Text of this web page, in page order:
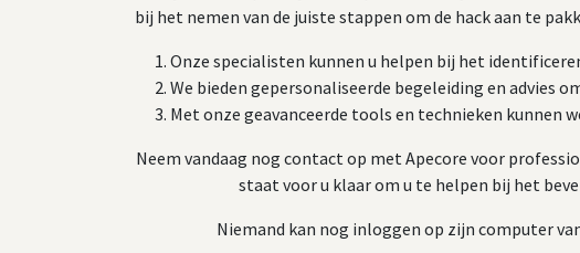
bij het nemen van de juiste stappen om de hack aan te
Onze specialisten kunnen u helpen bij het
We bieden gepersonaliseerde begeleiding en advies
Met onze geavanceerde tools en technieken kunnen
Neem vandaag nog contact op met Apecore voor
staat voor u klaar om u te helpen bij het
Niemand kan nog inloggen op zijn computer